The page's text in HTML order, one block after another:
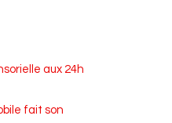
aux 24h
fait son